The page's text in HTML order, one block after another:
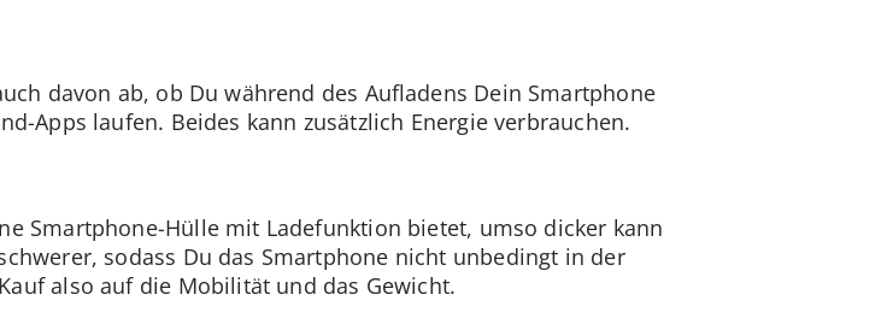
davon ab, ob Du während des Aufladens Dein Smartphone
Apps laufen. Beides kann zusätzlich Energie verbrauchen.
Smartphone-Hülle mit Ladefunktion bietet, umso dicker kann
sodass Du das Smartphone nicht unbedingt in der
also auf die Mobilität und das Gewicht.